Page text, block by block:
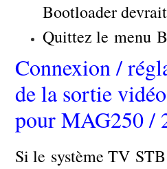
Bootloader
Quittez le menu
Connexion /
de la sortie
pour MAG250 /
Si le système TV